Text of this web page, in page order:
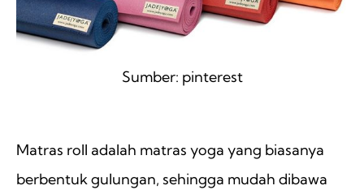
Sumber: pinterest
Matras roll adalah matras yoga yang biasanya
berbentuk gulungan, sehingga mudah dibawa